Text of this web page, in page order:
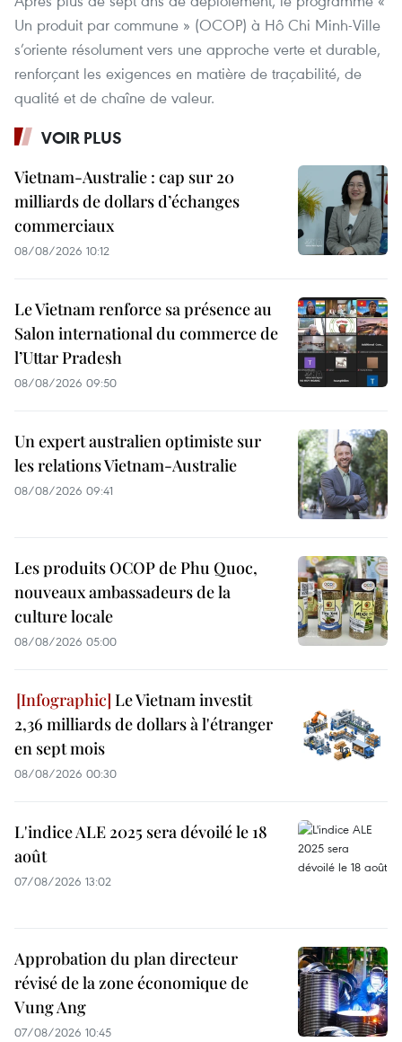
Un produit par commune » (OCOP) à Hô Chi Minh-Ville
s’oriente résolument vers une approche verte et durable,
renforçant les exigences en matière de traçabilité, de
qualité et de chaîne de valeur.
VOIR PLUS
Vietnam-Australie : cap sur 20
milliards de dollars d’échanges
commerciaux
08/08/2026 10:12
Le Vietnam renforce sa présence au
Salon international du commerce de
l’Uttar Pradesh
08/08/2026 09:50
Un expert australien optimiste sur
les relations Vietnam-Australie
08/08/2026 09:41
Les produits OCOP de Phu Quoc,
nouveaux ambassadeurs de la
culture locale
08/08/2026 05:00
Le Vietnam investit
2,36 milliards de dollars à l'étranger
en sept mois
08/08/2026 00:30
L'indice ALE 2025 sera dévoilé le 18
août
07/08/2026 13:02
Approbation du plan directeur
révisé de la zone économique de
Vung Ang
07/08/2026 10:45